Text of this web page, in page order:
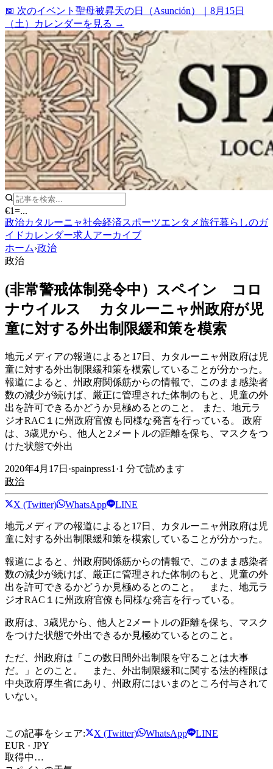
📅 次のイベント 聖母被昇天の日（Asunción）
8月15日
（土）
カレンダーを見る →
€1=...
政治カタルーニャ社会経済スポーツエンタメ旅行暮らしのガ
イド カレンダー求人 アーカイブ
ホーム›政治
政治
(非常警戒体制発令中）スペイン コロ
ナウイルス カタルーニャ州政府が児
童に対する外出制限緩和策を模索
地元メディアの報道によると17日、カタルーニャ州政府は児
童に対する外出制限緩和策を模索していることが分かった。
報道によると、州政府関係筋からの情報で、このまま感染者
数の減少が続けば、厳正に管理された体制のもと、児童の外
出を許可できるかどうか見極めるとのこと。 また、地元ラ
ジオRAC１に州政府官僚も同様な発言を行っている。 政府
は、3歳児から、他人と2メートルの距離を保ち、マスクをつ
けた状態で外出
2020年4月17日 ·spainpress1 ·1 分で読めます
政治
X (Twitter) WhatsApp LINE
地元メディアの報道によると17日、カタルーニャ州政府は児
童に対する外出制限緩和策を模索していることが分かった。
報道によると、州政府関係筋からの情報で、このまま感染者
数の減少が続けば、厳正に管理された体制のもと、児童の外
出を許可できるかどうか見極めるとのこと。 また、地元ラ
ジオRAC１に州政府官僚も同様な発言を行っている。
政府は、3歳児から、他人と2メートルの距離を保ち、マスク
をつけた状態で外出できるか見極めているとのこと。
ただ、州政府は「この数日間外出制限を守ることは大事
だ。」とのこと。 また、外出制限緩和に関する法的権限は
中央政府厚生省にあり、州政府にはいまのところ付与されて
いない。
この記事をシェア: X (Twitter) WhatsApp
LINE
EUR · JPY
取得中…